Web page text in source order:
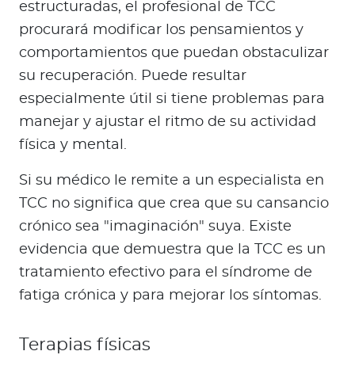
estructuradas, el profesional de TCC
procurará modificar los pensamientos y
comportamientos que puedan obstaculizar
su recuperación. Puede resultar
especialmente útil si tiene problemas para
manejar y ajustar el ritmo de su actividad
física y mental.
Si su médico le remite a un especialista en
TCC no significa que crea que su cansancio
crónico sea "imaginación" suya. Existe
evidencia que demuestra que la TCC es un
tratamiento efectivo para el síndrome de
fatiga crónica y para mejorar los síntomas.
Terapias físicas